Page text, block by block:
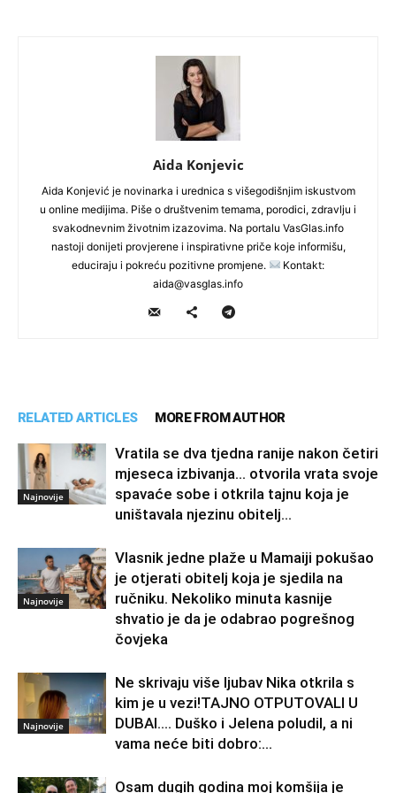
Aida Konjevic
Aida Konjević je novinarka i urednica s višegodišnjim iskustvom
u online medijima. Piše o društvenim temama, porodici, zdravlju i
svakodnevnim životnim izazovima. Na portalu VasGlas.info
nastoji donijeti provjerene i inspirativne priče koje informišu,
educiraju i pokreću pozitivne promjene.
Kontakt:
aida@vasglas.info
RELATED ARTICLES MORE FROM AUTHOR
Najnovije
Vratila se dva tjedna ranije nakon četiri
mjeseca izbivanja… otvorila vrata svoje
spavaće sobe i otkrila tajnu koja je
uništavala njezinu obitelj…
Najnovije
Vlasnik jedne plaže u Mamaiji pokušao
je otjerati obitelj koja je sjedila na
ručniku. Nekoliko minuta kasnije
shvatio je da je odabrao pogrešnog
čovjeka
Najnovije
Ne skrivaju više ljubav Nika otkrila s
kim je u vezi!TAJNO OTPUTOVALI U
DUBAI…. Duško i Jelena poludil, a ni
vama neće biti dobro:...
Osam dugih godina moj komšija je